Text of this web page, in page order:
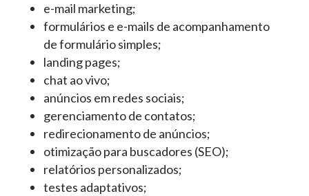
e-mail marketing;
formulários e e-mails de acompanhamento
de formulário simples;
landing pages;
chat ao vivo;
anúncios em redes sociais;
gerenciamento de contatos;
redirecionamento de anúncios;
otimização para buscadores (SEO);
relatórios personalizados;
testes adaptativos;